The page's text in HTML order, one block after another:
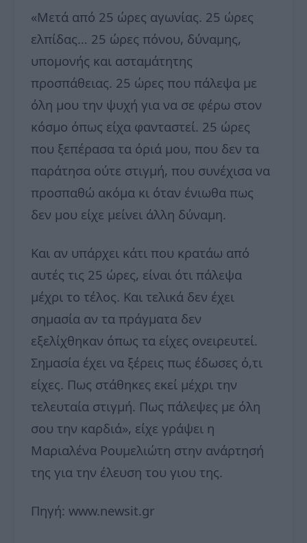
«Μετά από 25 ώρες αγωνίας. 25 ώρες
ελπίδας… 25 ώρες πόνου, δύναμης,
υπομονής και ασταμάτητης
προσπάθειας. 25 ώρες που πάλεψα με
όλη μου την ψυχή για να σε φέρω στον
κόσμο όπως είχα φανταστεί. 25 ώρες
που ξεπέρασα τα όριά μου, που δεν τα
παράτησα ούτε στιγμή, που συνέχισα να
προσπαθώ ακόμα κι όταν ένιωθα πως
δεν μου είχε μείνει άλλη δύναμη.
Και αν υπάρχει κάτι που κρατάω από
αυτές τις 25 ώρες, είναι ότι πάλεψα
μέχρι το τέλος. Και τελικά δεν έχει
σημασία αν τα πράγματα δεν
εξελίχθηκαν όπως τα είχες ονειρευτεί.
Σημασία έχει να ξέρεις πως έδωσες ό,τι
είχες. Πως στάθηκες εκεί μέχρι την
τελευταία στιγμή. Πως πάλεψες με όλη
σου την καρδιά», είχε γράψει η
Μαριαλένα Ρουμελιώτη στην ανάρτησή
της για την έλευση του γιου της.
Πηγή: www.newsit.gr